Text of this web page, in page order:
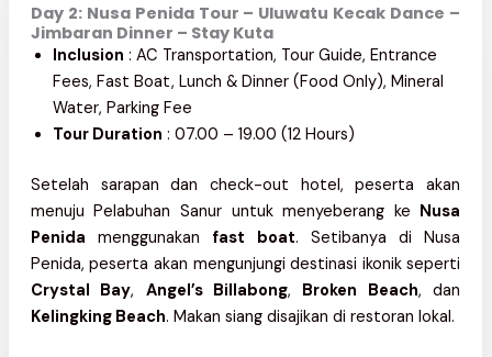
Day 2: Nusa Penida Tour – Uluwatu Kecak Dance –
Jimbaran Dinner – Stay Kuta
Inclusion : AC Transportation, Tour Guide, Entrance
Fees, Fast Boat, Lunch & Dinner (Food Only), Mineral
Water, Parking Fee
Tour Duration : 07.00 – 19.00 (12 Hours)
Setelah sarapan dan check-out hotel, peserta akan
menuju Pelabuhan Sanur untuk menyeberang ke Nusa
Penida menggunakan fast boat. Setibanya di Nusa
Penida, peserta akan mengunjungi destinasi ikonik seperti
Crystal Bay, Angel’s Billabong, Broken Beach, dan
Kelingking Beach. Makan siang disajikan di restoran lokal.